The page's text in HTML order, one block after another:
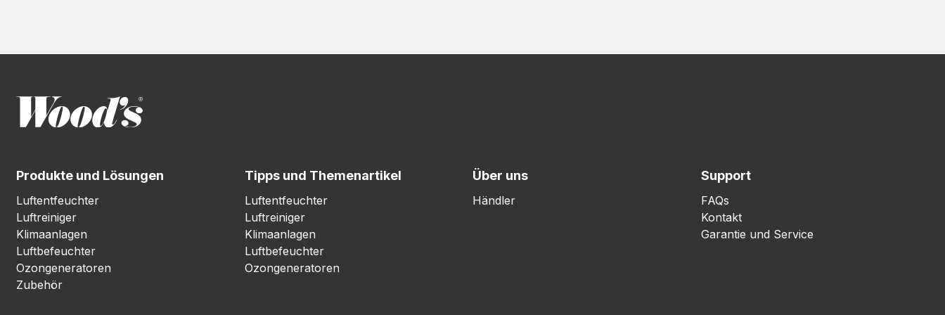
Produkte und Lösungen
Luftentfeuchter
Luftreiniger
Klimaanlagen
Luftbefeuchter
Ozongeneratoren
Zubehör
Tipps und Themenartikel
Luftentfeuchter
Luftreiniger
Klimaanlagen
Luftbefeuchter
Ozongeneratoren
Über uns
Händler
Support
FAQs
Kontakt
Garantie und Service